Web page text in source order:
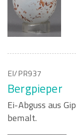
EI/PR937
Bergpieper
Ei-Abguss aus
bemalt.